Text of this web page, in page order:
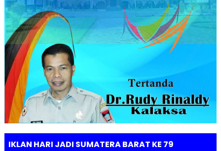
IKLAN HARI JADI SUMATERA BARAT KE 79